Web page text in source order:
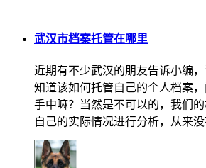
武汉市档案托管在哪里
近期有不少武汉的朋友告诉小编
知道该如何托管自己的个人档案
手中嘛？当然是不可以的，我们
自己的实际情况进行分析，从来